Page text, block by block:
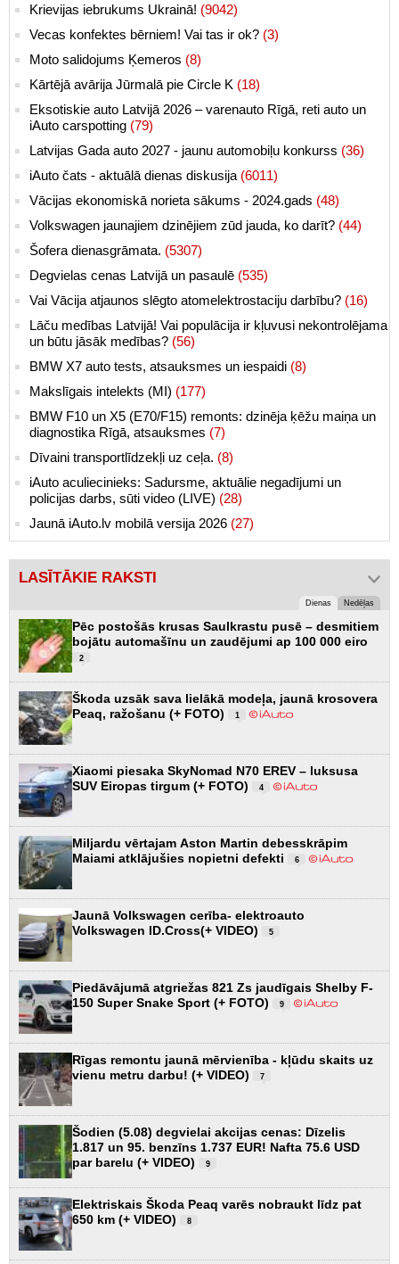
Krievijas iebrukums Ukrainā! (9042)
Vecas konfektes bērniem! Vai tas ir ok? (3)
Moto salidojums Ķemeros (8)
Kārtējā avārija Jūrmalā pie Circle K (18)
Eksotiskie auto Latvijā 2026 – varenauto Rīgā, reti auto un
iAuto carspotting (79)
Latvijas Gada auto 2027 - jaunu automobiļu konkurss (36)
iAuto čats - aktuālā dienas diskusija (6011)
Vācijas ekonomiskā norieta sākums - 2024.gads (48)
Volkswagen jaunajiem dzinējiem zūd jauda, ko darīt? (44)
Šofera dienasgrāmata. (5307)
Degvielas cenas Latvijā un pasaulē (535)
Vai Vācija atjaunos slēgto atomelektrostaciju darbību? (16)
Lāču medības Latvijā! Vai populācija ir kļuvusi nekontrolējama
un būtu jāsāk medības? (56)
BMW X7 auto tests, atsauksmes un iespaidi (8)
Makslīgais intelekts (MI) (177)
BMW F10 un X5 (E70/F15) remonts: dzinēja ķēžu maiņa un
diagnostika Rīgā, atsauksmes (7)
Dīvaini transportlīdzekļi uz ceļa. (8)
iAuto aculiecinieks: Sadursme, aktuālie negadījumi un
policijas darbs, sūti video (LIVE) (28)
Jaunā iAuto.lv mobilā versija 2026 (27)
LASĪTĀKIE RAKSTI
Dienas Nedēļas
Pēc postošās krusas Saulkrastu pusē – desmitiem
bojātu automašīnu un zaudējumi ap 100 000 eiro
2
Škoda uzsāk sava lielākā modeļa, jaunā krosovera
Peaq, ražošanu (+ FOTO)
1
Xiaomi piesaka SkyNomad N70 EREV – luksusa
SUV Eiropas tirgum (+ FOTO)
4
Miljardu vērtajam Aston Martin debesskrāpim
Maiami atklājušies nopietni defekti
6
Jaunā Volkswagen cerība- elektroauto
Volkswagen ID.Cross(+ VIDEO)
5
Piedāvājumā atgriežas 821 Zs jaudīgais Shelby F-
150 Super Snake Sport (+ FOTO)
9
Rīgas remontu jaunā mērvienība - kļūdu skaits uz
vienu metru darbu! (+ VIDEO)
7
Šodien (5.08) degvielai akcijas cenas: Dīzelis
1.817 un 95. benzīns 1.737 EUR! Nafta 75.6 USD
par barelu (+ VIDEO)
9
Elektriskais Škoda Peaq varēs nobraukt līdz pat
650 km (+ VIDEO)
8